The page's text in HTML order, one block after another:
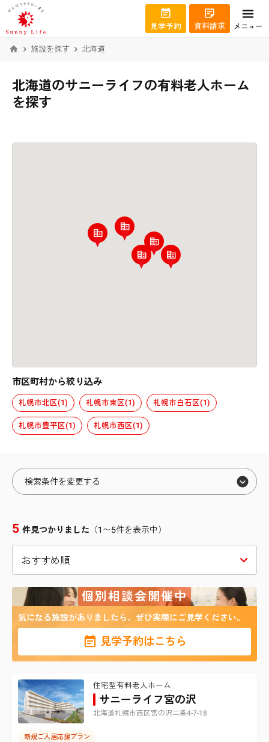
見学予約 資料請求 メニュー
施設を探す 北海道
北海道のサニーライフの有料老人ホーム
を探す
市区町村から絞り込み
札幌市北区(1) 札幌市東区(1) 札幌市白石区(1)
札幌市豊平区(1) 札幌市西区(1)
検索条件を変更する
札幌市東区
札幌市白石区
札幌市西区
仙台市青葉区
仙台市宮城野区
仙台市泉区
東京都
港区
新宿区
台東区
品川区
横浜市鶴見区
横浜市南区
埼玉県
さいたま市北区
さいたま市大宮区
千葉県
千葉市中央区
群馬県
該当する施設は 5 件
5 件見つかりました （1〜5件を表示中）
個別相談会開催中
気になる施設がありましたら、ぜひ実際にご見学ください。
見学予約はこちら
住宅型有料老人ホーム
サニーライフ宮の沢
北海道札幌市西区宮の沢二条4-7-18
新規ご入居応援プラン